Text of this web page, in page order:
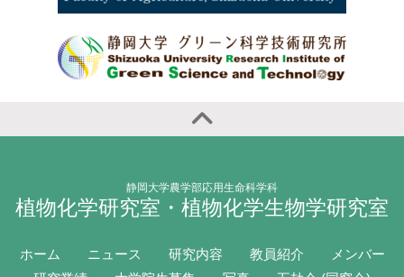
静岡大学農学部応用生命科学科
植物化学研究室・植物化学生物学研究室
ホーム ニュース 研究内容 教員紹介
メンバー